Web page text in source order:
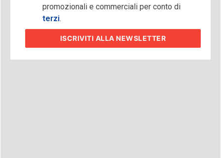
promozionali e commerciali per conto di
terzi.
ISCRIVITI ALLA NEWSLETTER